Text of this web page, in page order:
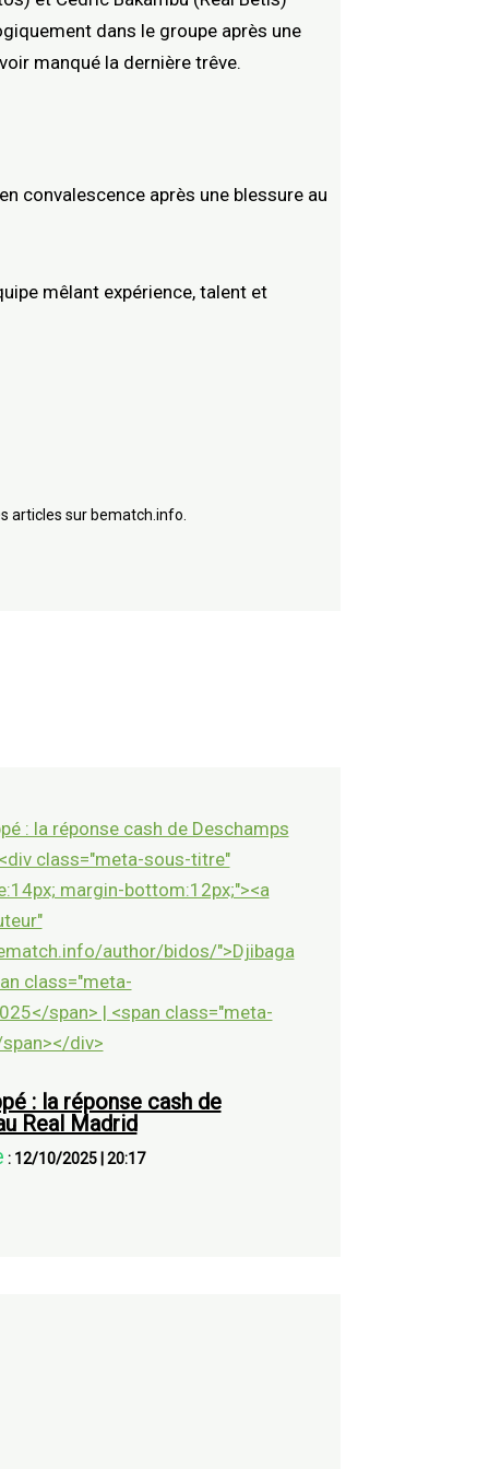
dans le groupe après une
manqué la dernière trêve.
convalescence après une blessure au
mêlant expérience, talent et
articles sur bematch.info.
: la réponse cash de
Real Madrid
: 12/10/2025| 20:17